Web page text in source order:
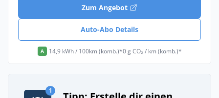
Zum Angebot
Auto-Abo Details
A 14,9 kWh / 100km (komb.)*0 g CO₂ / km (komb.)*
1